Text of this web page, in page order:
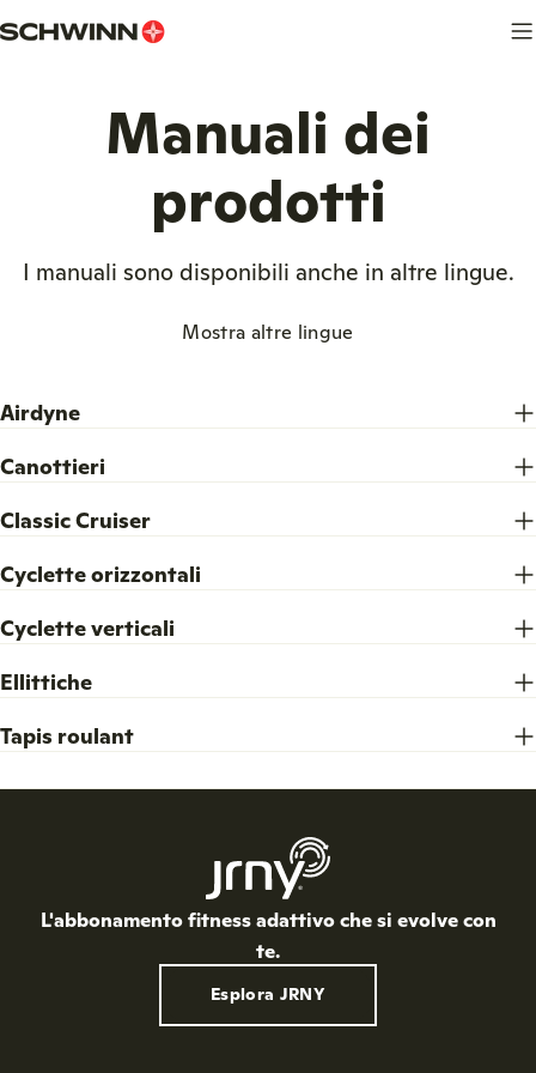
al
Manuali dei
prodotti
I manuali sono disponibili anche in altre lingue.
Mostra altre lingue
Airdyne
Canottieri
Classic Cruiser
Cyclette orizzontali
Cyclette verticali
Ellittiche
Tapis roulant
L'abbonamento fitness adattivo che si evolve con
te.
Esplora JRNY